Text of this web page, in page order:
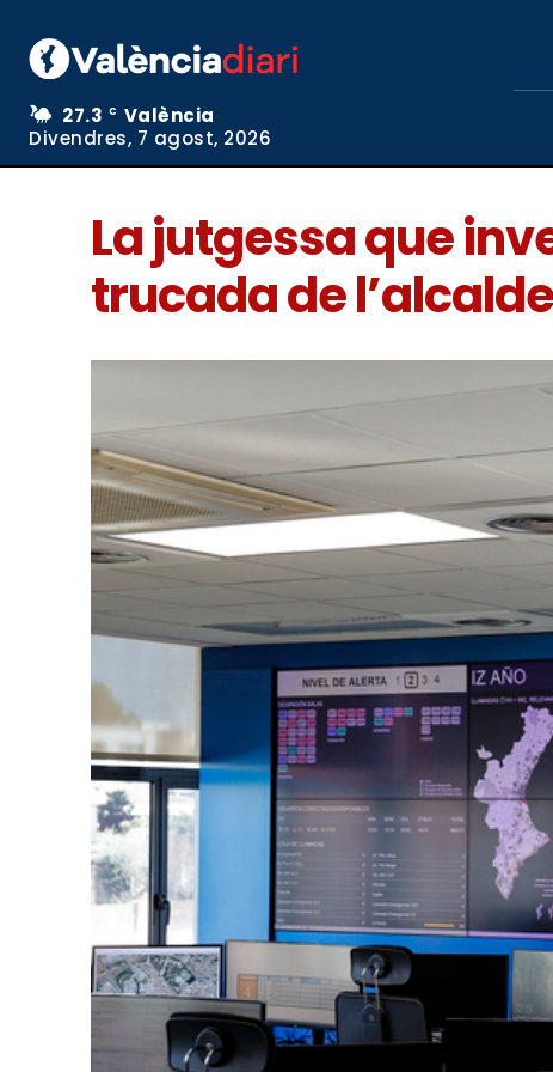
27.3 C
València
Divendres, 7 agost, 2026
La jutgessa que
trucada de